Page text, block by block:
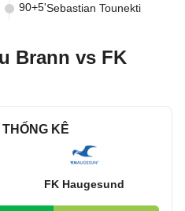
Sebastian Tounekti
90+5'
Brann vs FK
KÊ
FK Haugesund